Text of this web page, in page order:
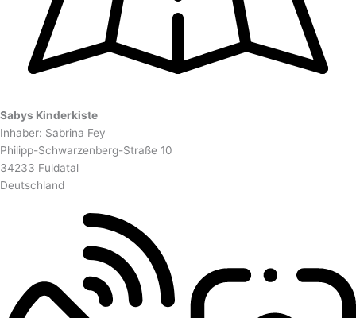
Sabys Kinderkiste
Inhaber: Sabrina Fey
Philipp-Schwarzenberg-Straße 10
34233 Fuldatal
Deutschland